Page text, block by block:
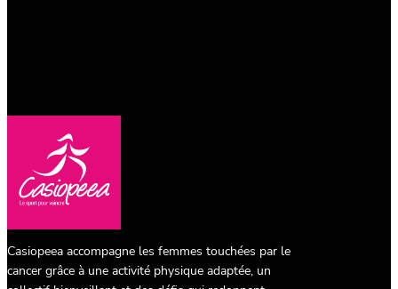
Casiopeea accompagne les femmes touchées par le
cancer grâce à une activité physique adaptée, un